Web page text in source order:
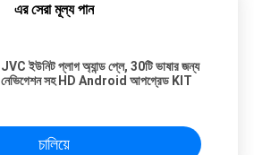
এর সেরা মূল্য পান
JVC ইউনিট প্লাগ অ্যান্ড প্লে, 30টি ভাষার জন্য
নেভিগেশন সহ HD Android আপগ্রেড KIT
চালিয়ে